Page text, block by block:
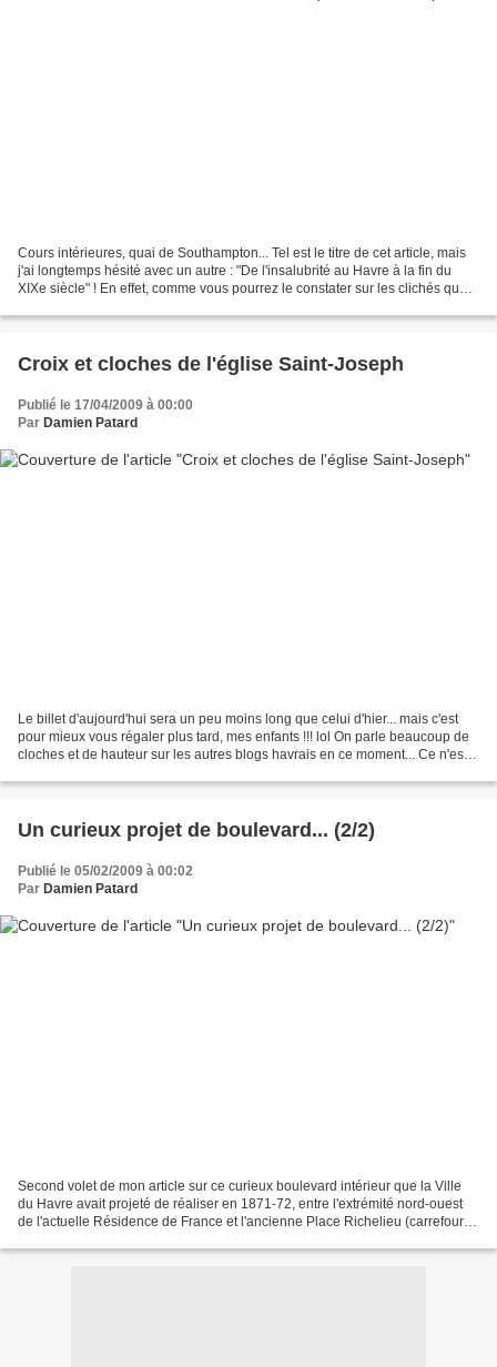
Cours intérieures, quai de Southampton... Tel est le titre de cet article, mais
j'ai longtemps hésité avec un autre : "De l'insalubrité au Havre à la fin du
XIXe siècle" ! En effet, comme vous pourrez le constater sur les clichés que
Croix et cloches de l'église Saint-Joseph
Publié le 17/04/2009 à 00:00
Par Damien Patard
Le billet d'aujourd'hui sera un peu moins long que celui d'hier... mais c'est
pour mieux vous régaler plus tard, mes enfants !!! lol On parle beaucoup de
cloches et de hauteur sur les autres blogs havrais en ce moment... Ce n'est
Un curieux projet de boulevard... (2/2)
Publié le 05/02/2009 à 00:02
Par Damien Patard
Second volet de mon article sur ce curieux boulevard intérieur que la Ville
du Havre avait projeté de réaliser en 1871-72, entre l'extrémité nord-ouest
de l'actuelle Résidence de France et l'ancienne Place Richelieu (carrefour